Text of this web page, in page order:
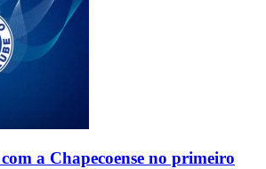
a Chapecoense no primeiro